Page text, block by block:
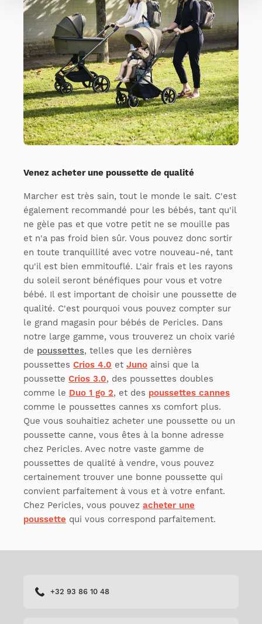
Venez acheter une poussette de qualité
Marcher est très sain, tout le monde le sait. C'est
également recommandé pour les bébés, tant qu'il
ne gèle pas et que votre petit ne se mouille pas
et n'a pas froid bien sûr. Vous pouvez donc sortir
en toute tranquillité avec votre nouveau-né, tant
qu'il est bien emmitouflé. L'air frais et les rayons
du soleil seront bénéfiques pour vous et votre
bébé. Il est important de choisir une poussette de
qualité. C'est pourquoi vous pouvez compter sur
le grand magasin pour bébés de Pericles. Dans
notre large gamme, vous trouverez un choix varié
de poussettes, telles que les dernières
poussettes Crios 4.0 et Juno ainsi que la
poussette Crios 3.0, des poussettes doubles
comme le Duo 1 go 2, et des poussettes cannes
comme le poussettes cannes xs comfort plus.
Que vous souhaitiez acheter une poussette ou un
poussette canne, vous êtes à la bonne adresse
chez Pericles. Avec notre vaste gamme de
poussettes de qualité à vendre, vous pouvez
certainement trouver une bonne poussette qui
convient parfaitement à vous et à votre enfant.
Chez Pericles, vous pouvez acheter une
poussette qui vous correspond parfaitement.
+32 93 86 10 48